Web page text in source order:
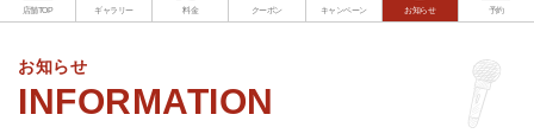
店舗TOP ギャラリー 料金 クーポン キャンペーン お知らせ 予約
お知らせ